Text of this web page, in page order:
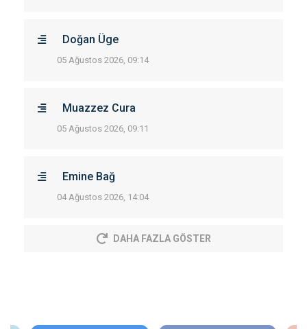
Doğan Üge
05 Ağustos 2026, 09:14
Muazzez Cura
05 Ağustos 2026, 09:11
Emine Bağ
04 Ağustos 2026, 14:04
DAHA FAZLA GÖSTER